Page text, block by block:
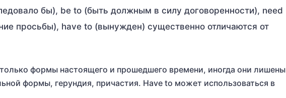
бы), be to (быть должным в силу договоренности), need
просьбы), have to (вынужден) существенно отличаются от
формы настоящего и прошедшего времени, иногда они лишены
формы, герундия, причастия. Have to может использоваться в